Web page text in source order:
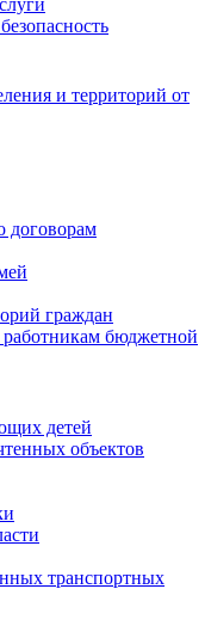
и территорий от
договорам
граждан
бюджетной
детей
объектов
транспортных